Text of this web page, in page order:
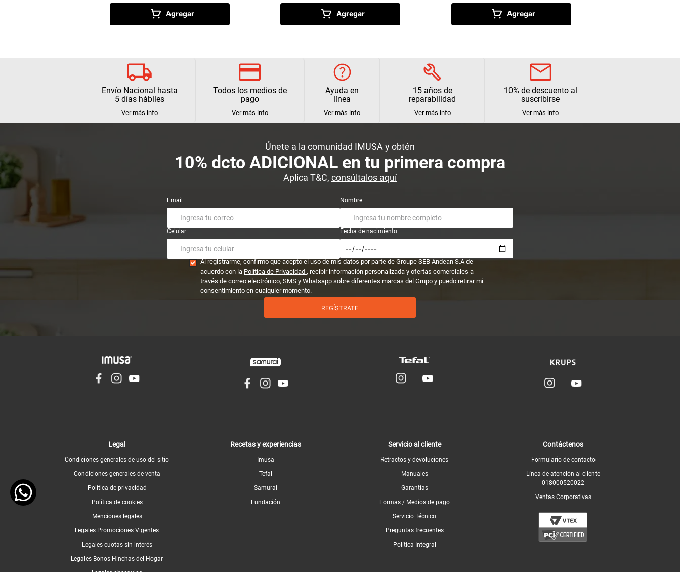
Agregar Agregar Agregar
Envío Nacional hasta
5 días hábiles
Ver más info
Todos los medios de
pago
Ver más info
Ayuda en
línea
Ver más info
15 años de
reparabilidad
Ver más info
10% de descuento al
suscribirse
Ver más info
Únete a la comunidad IMUSA y obtén
10% dcto ADICIONAL en tu primera compra
Aplica T&C, consúltalos aquí
Email Nombre
Celular Fecha de nacimiento
Al registrarme, confirmo que acepto el uso de mis datos por parte de Groupe SEB Andean S.A de
acuerdo con la Política de Privacidad, recibir información personalizada y ofertas comerciales a
través de correo electrónico, SMS y Whatsapp sobre diferentes marcas del Grupo y puedo retirar mi
consentimiento en cualquier momento.
REGÍSTRATE
Legal
Condiciones generales de uso del sitio
Condiciones generales de venta
Política de privacidad
Política de cookies
Menciones legales
Legales Promociones Vigentes
Legales cuotas sin interés
Legales Bonos Hinchas del Hogar
Recetas y experiencias
Imusa
Tefal
Samurai
Fundación
Servicio al cliente
Retractos y devoluciones
Manuales
Garantías
Formas / Medios de pago
Servicio Técnico
Preguntas frecuentes
Política Integral
Contáctenos
Formulario de contacto
Línea de atención al cliente
018000520022
Ventas Corporativas